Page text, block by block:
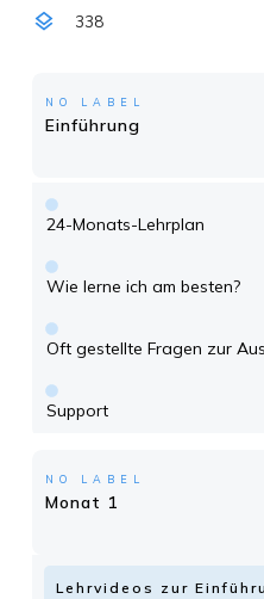
338
NO LABEL
Einführung
24-Monats-Lehrplan
Wie lerne ich am besten?
Oft gestellte Fragen zur
Support
NO LABEL
Monat 1
Lehrvideos zur